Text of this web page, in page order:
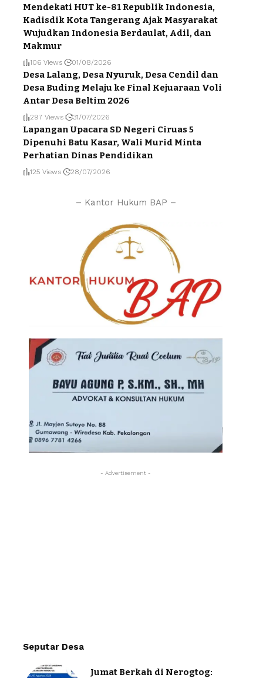
Mendekati HUT ke-81 Republik Indonesia,
Kadisdik Kota Tangerang Ajak Masyarakat
Wujudkan Indonesia Berdaulat, Adil, dan
Makmur
106 Views 01/08/2026
Desa Lalang, Desa Nyuruk, Desa Cendil dan
Desa Buding Melaju ke Final Kejuaraan Voli
Antar Desa Beltim 2026
297 Views 31/07/2026
Lapangan Upacara SD Negeri Ciruas 5
Dipenuhi Batu Kasar, Wali Murid Minta
Perhatian Dinas Pendidikan
125 Views 28/07/2026
– Kantor Hukum BAP –
- Advertisement -
Seputar Desa
Jumat Berkah di Nerogtog: